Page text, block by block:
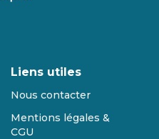
Liens utiles
Nous contacter
Mentions légales &
CGU